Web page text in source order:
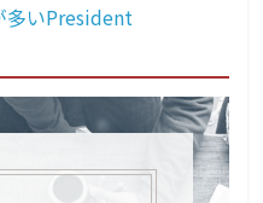
多いPresident